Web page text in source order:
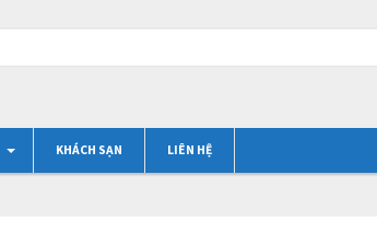
KHÁCH SẠN LIÊN HỆ